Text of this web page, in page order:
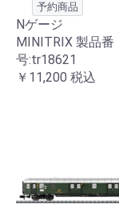
予約商品
Nゲージ
MINITRIX 製品番
号:tr18621
￥11,200 税込